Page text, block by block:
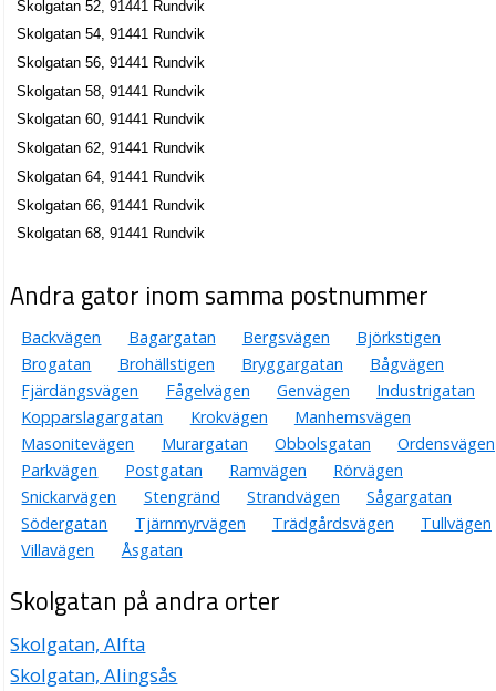
Skolgatan 52, 91441 Rundvik
Skolgatan 54, 91441 Rundvik
Skolgatan 56, 91441 Rundvik
Skolgatan 58, 91441 Rundvik
Skolgatan 60, 91441 Rundvik
Skolgatan 62, 91441 Rundvik
Skolgatan 64, 91441 Rundvik
Skolgatan 66, 91441 Rundvik
Skolgatan 68, 91441 Rundvik
Andra gator inom samma postnummer
Backvägen Bagargatan Bergsvägen
Björkstigen
Brogatan
Brohällstigen Bryggargatan
Bågvägen
Fjärdängsvägen
Fågelvägen Genvägen
Industrigatan
Kopparslagargatan
Krokvägen
Manhemsvägen
Masonitevägen
Murargatan Obbolsgatan
Ordensvägen
Parkvägen
Postgatan Ramvägen
Rörvägen
Snickarvägen
Stengränd Strandvägen
Sågargatan
Södergatan
Tjärnmyrvägen Trädgårdsvägen
Tullvägen
Villavägen
Åsgatan
Skolgatan på andra orter
Skolgatan, Alfta
Skolgatan, Alingsås